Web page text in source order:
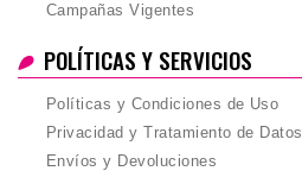
Campañas Vigentes
POLÍTICAS Y SERVICIOS
Políticas y Condiciones de Uso
Privacidad y Tratamiento de Datos
Envíos y Devoluciones